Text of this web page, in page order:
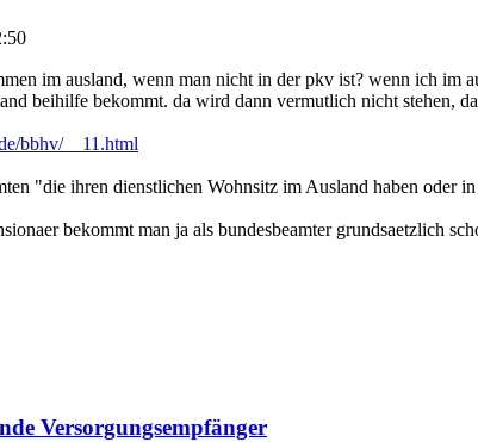
im ausland, wenn man nicht in der pkv ist? wenn ich
beihilfe bekommt. da wird dann vermutlich nicht stehen,
bbhv/__11.html
"die ihren dienstlichen Wohnsitz im Ausland haben oder
bekommt man ja als bundesbeamter grundsaetzlich
Versorgungsempfänger